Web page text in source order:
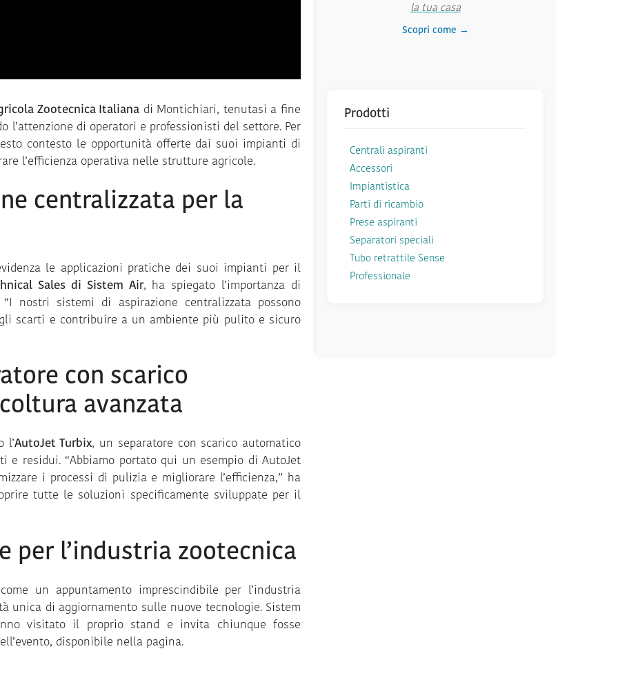
Zootecnica Italiana di Montichiari, tenutasi a fine
l’attenzione di operatori e professionisti del settore. Per
contesto le opportunità offerte dai suoi impianti di
l’efficienza operativa nelle strutture agricole.
centralizzata per la
le applicazioni pratiche dei suoi impianti per il
Sales di Sistem Air, ha spiegato l’importanza di
nostri sistemi di aspirazione centralizzata possono
scarti e contribuire a un ambiente più pulito e sicuro
con scarico
avanzata
l’AutoJet Turbix, un separatore con scarico automatico
e residui. “Abbiamo portato qui un esempio di AutoJet
i processi di pulizia e migliorare l’efficienza,” ha
tutte le soluzioni specificamente sviluppate per il
per l’industria zootecnica
un appuntamento imprescindibile per l’industria
unica di aggiornamento sulle nuove tecnologie. Sistem
visitato il proprio stand e invita chiunque fosse
disponibile nella pagina.
la tua casa
Scopri come →
Prodotti
Centrali aspiranti
Accessori
Impiantistica
Parti di ricambio
Prese aspiranti
Separatori speciali
Tubo retrattile Sense
Professionale